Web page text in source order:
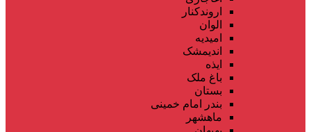
اروندکنار
الوان
امیدیه
اندیمشک
ایذه
باغ ملک
بستان
بندر امام خمینی
ماهشهر